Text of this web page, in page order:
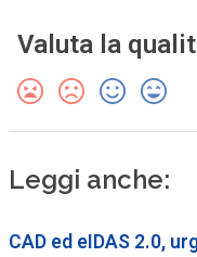
Valuta la
Leggi anche:
CAD ed eIDAS 2.0,